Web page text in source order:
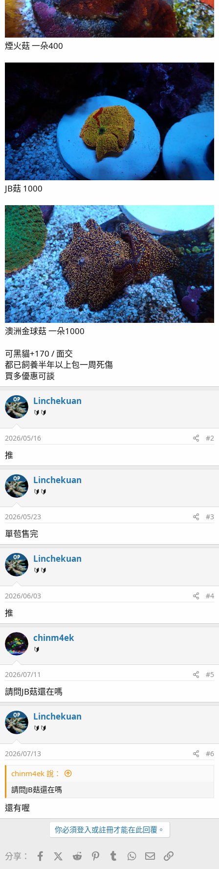
煙火菇 一朵400
JB菇 1000
澳洲金球菇 一朵1000
可黑貓+170 / 面交
都已飼養半年以上包一周死傷
買多優惠可談
OP Linchekuan
🔰🔰
2026/05/16 #2
推
OP Linchekuan
🔰🔰
2026/05/23 #3
單苞售完
OP Linchekuan
🔰🔰
2026/06/03 #4
推
chinm4ek
🔰
2026/07/11 #5
請問JB菇還在嗎
OP Linchekuan
🔰🔰
2026/07/13 #6
chinm4ek 說：
請問JB菇還在嗎
還有喔
你必須登入或註冊才能在此回覆。
分享： FacebookX (Twitter)
Reddit PinterestTumblrWhatsApp電子郵件